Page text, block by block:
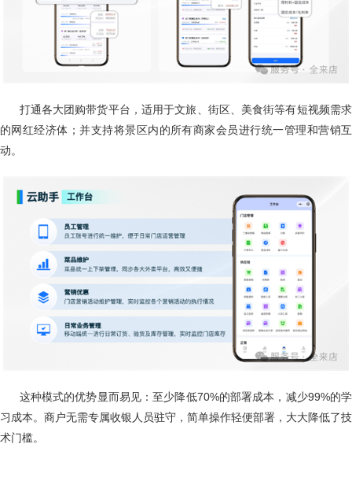
打通各大团购带货平台，适用于文旅、街区、美食街等有短视频需求
的网红经济体；并支持将景区内的所有商家会员进行统一管理和营销互
动。
这种模式的优势显而易见：至少降低70%的部署成本，减少99%的学
习成本。商户无需专属收银人员驻守，简单操作轻便部署，大大降低了技
术门槛。